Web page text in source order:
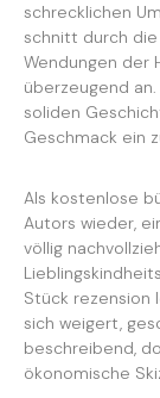
schrecklichen
schnitt durch die
Wendungen der
überzeugend
soliden
Geschmack ein
Als kostenlose
Autors wieder,
völlig
Stück rezension
sich weigert,
beschreibend,
ökonomische